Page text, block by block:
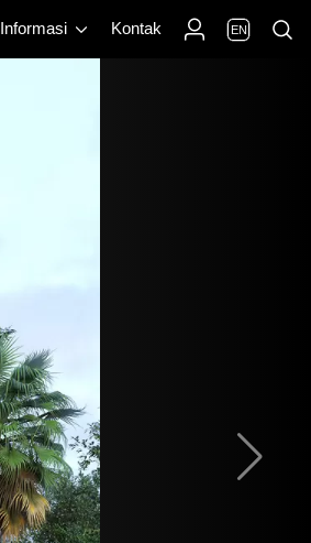
Informasi Kontak EN